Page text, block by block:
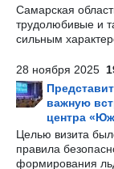
Самарская
трудолюбивые и
сильным
28 ноября 2025
важную
центра
Целью визита
правила
формирования